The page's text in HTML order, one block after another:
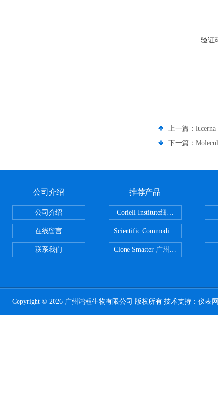
验证
上一篇：
下一篇：
公司介绍
公司介绍
在线留言
联系我们
推荐产品
Scientific CommoditiesPE管 广州
Clone Smaster 广州鸿程代理
Copyright © 2026 广州鸿程生物有限公司 版权所有 技术支持： 仪表网